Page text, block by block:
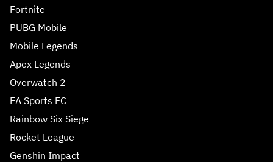
Fortnite
PUBG Mobile
Mobile Legends
Apex Legends
Overwatch 2
EA Sports FC
Rainbow Six Siege
Rocket League
Genshin Impact